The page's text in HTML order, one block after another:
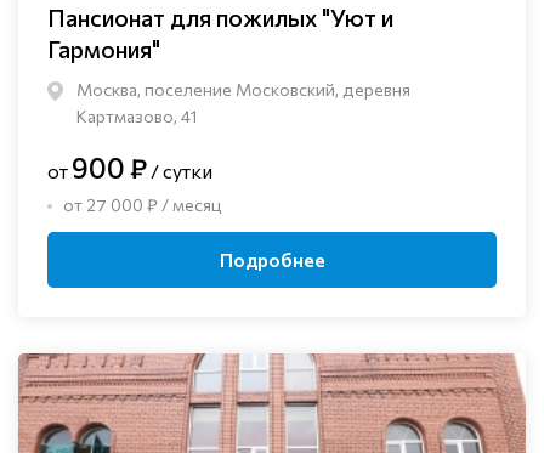
Пансионат для пожилых "Уют и
Гармония"
Москва, поселение Московский, деревня
Картмазово, 41
от 900 ₽ / сутки
от 27 000 ₽ / месяц
Подробнее